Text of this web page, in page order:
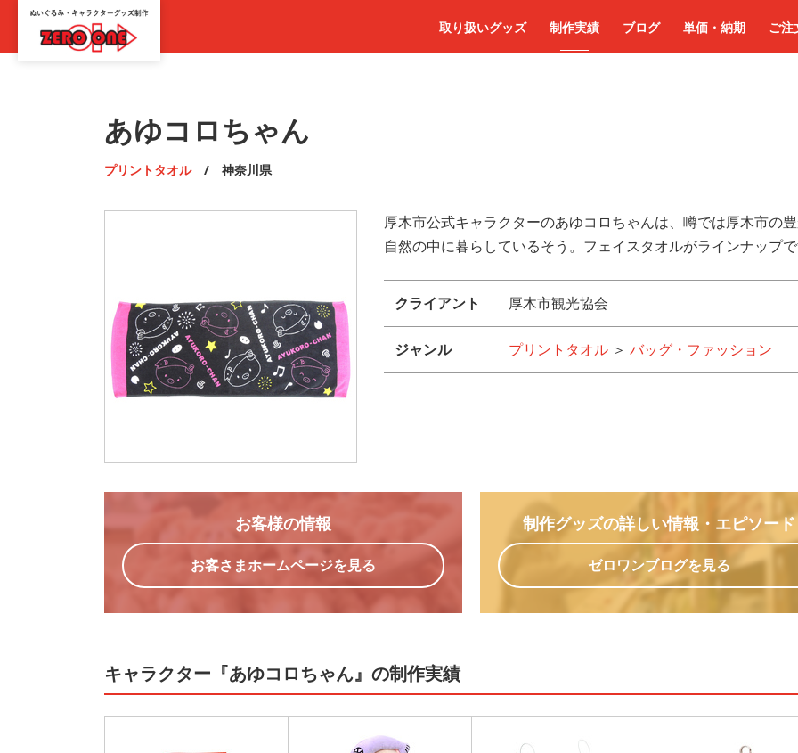
取り扱いグッズ 制作実績 ブログ 単価・納期 ご注
あゆコロちゃん
プリントタオル / 神奈川県
厚木市公式キャラクターのあゆコロちゃんは、噂では厚木市の
自然の中に暮らしているそう。フェイスタオルがラインナップ
クライアント 厚木市観光協会
ジャンル プリントタオル ＞ バッグ・ファッション
お客様の情報
お客さまホームページを見る
制作グッズの詳しい情報 ・エピソード
ゼロワンブログを見る
キャラクター『あゆコロちゃん』の制作実績